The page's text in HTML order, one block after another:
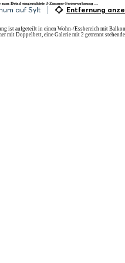
Detail eingerichtete 3-Zimmer-Ferienwohnung ...
auf Sylt Entfernung
ist aufgeteilt in einen Wohn-/Essbereich mit
mit Doppelbett, eine Galerie mit 2 getrennt